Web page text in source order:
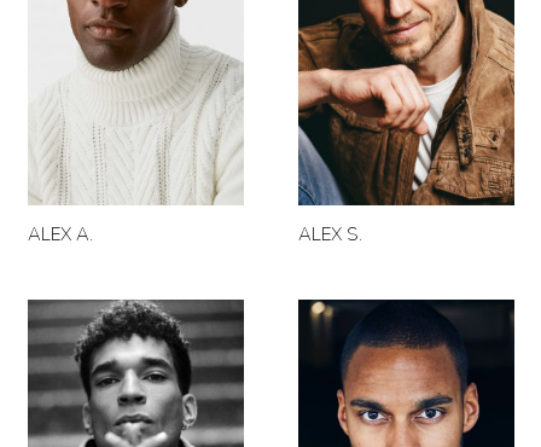
ALEX A. ALEX S.